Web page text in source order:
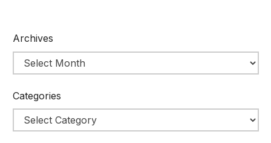
Archives
Categories